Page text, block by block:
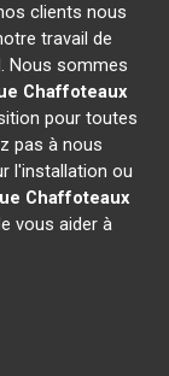
clients nous
travail de
Nous sommes
Chaffoteaux
pour toutes
pas à nous
l'installation ou
Chaffoteaux
vous aider à